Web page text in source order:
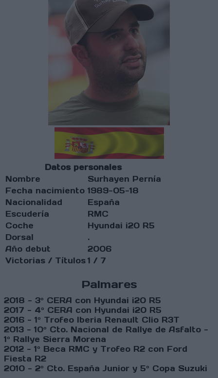
Datos personales
Nombre
Surhayen Pernía
Fecha nacimiento 1989-05-18
Nacionalidad
España
Escudería
RMC
Coche
Hyundai i20 R5
Dorsal
.
Año debut
2006
Victorias / Títulos 1 / 7
Palmares
2018 - 3º CERA con Hyundai i20 R5
2017 - 4º CERA con Hyundai i20 R5
2016 - 1º Trofeo Iberia Renault Clio R3T
2013 - 10º Cto. Nacional de Rallye de Asfalto -
1º Rallye Sierra Morena
2012 - 1º Beca RMC y Trofeo R2 con Ford
Fiesta R2
2010 - 2º Cto. España Junior y 5º Copa Suzuki